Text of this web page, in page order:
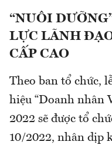
“NUÔI
LỰC LÃNH
CẤP CAO
Theo ban tổ chức,
hiệu “Doanh nhân
2022 sẽ được tổ
10/2022, nhân dịp